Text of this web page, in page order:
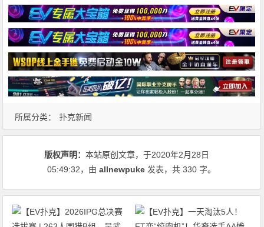
所属分类： 扑克新闻
版权声明：本站原创文章，于2020年2月28日
05:49:32，由allnewpuke 发表，共 330 字。